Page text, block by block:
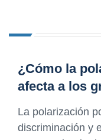
¿Cómo la
afecta a los
La polarización
discriminación y